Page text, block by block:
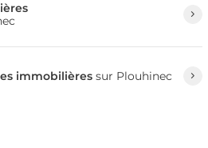
immobilièressur Plouhinec